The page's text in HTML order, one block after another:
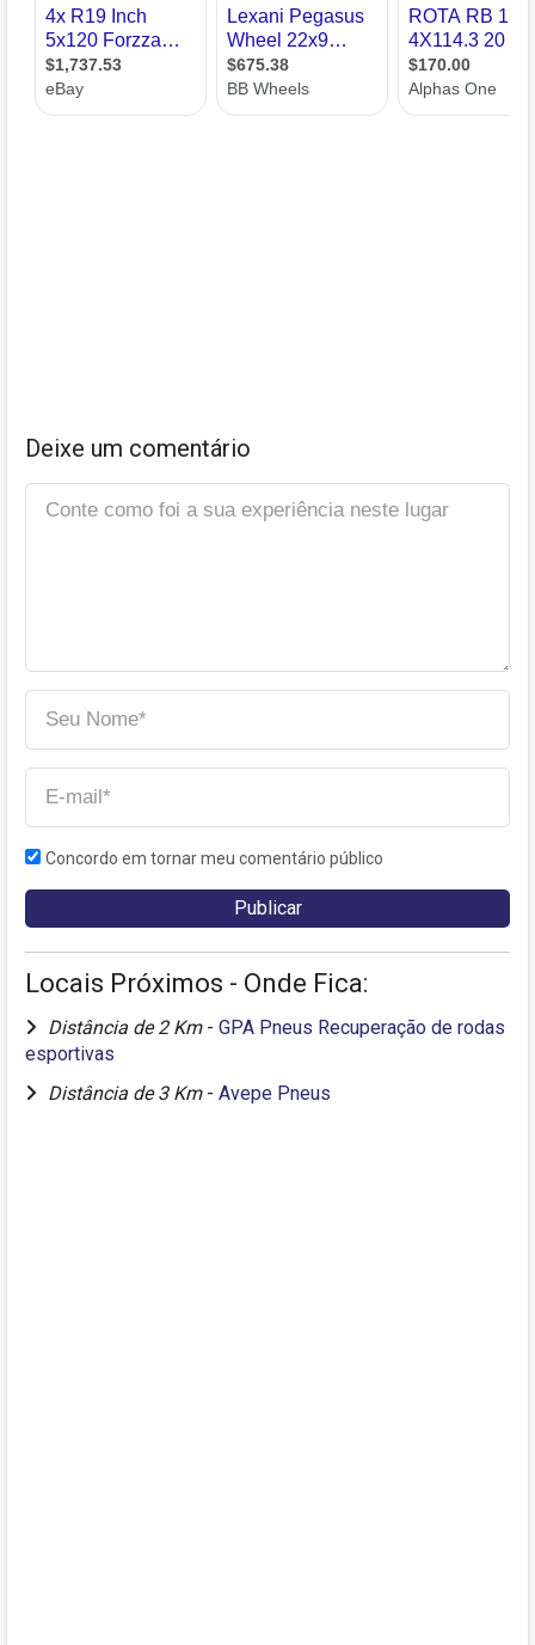
Deixe um comentário
Concordo em tornar meu comentário público
Locais Próximos - Onde Fica:
Distância de 2 Km - GPA Pneus Recuperação de rodas
esportivas
Distância de 3 Km - Avepe Pneus